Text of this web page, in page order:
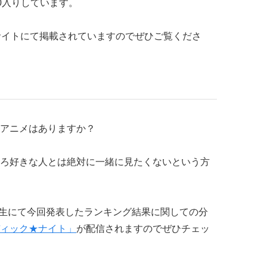
りしています。
トにて掲載されていますのでぜひご覧くださ
ニメはありますか？
好きな人とは絶対に一緒に見たくないという方
にて今回発表したランキング結果に関しての分
ック★ナイト」 が配信されますのでぜひチェッ